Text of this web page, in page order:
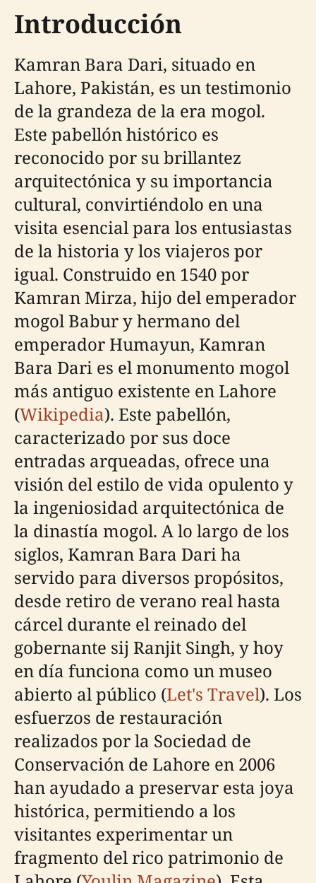
Introducción
Kamran Bara Dari, situado en
Lahore, Pakistán, es un testimonio
de la grandeza de la era mogol.
Este pabellón histórico es
reconocido por su brillantez
arquitectónica y su importancia
cultural, convirtiéndolo en una
visita esencial para los entusiastas
de la historia y los viajeros por
igual. Construido en 1540 por
Kamran Mirza, hijo del emperador
mogol Babur y hermano del
emperador Humayun, Kamran
Bara Dari es el monumento mogol
más antiguo existente en Lahore
(Wikipedia). Este pabellón,
caracterizado por sus doce
entradas arqueadas, ofrece una
visión del estilo de vida opulento y
la ingeniosidad arquitectónica de
la dinastía mogol. A lo largo de los
siglos, Kamran Bara Dari ha
servido para diversos propósitos,
desde retiro de verano real hasta
cárcel durante el reinado del
gobernante sij Ranjit Singh, y hoy
en día funciona como un museo
abierto al público (Let's Travel). Los
esfuerzos de restauración
realizados por la Sociedad de
Conservación de Lahore en 2006
han ayudado a preservar esta joya
histórica, permitiendo a los
visitantes experimentar un
fragmento del rico patrimonio de